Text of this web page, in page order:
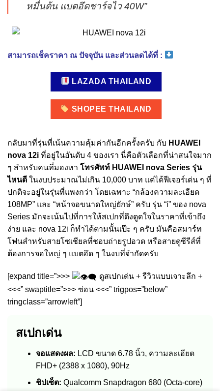
หมื่นต้น แบตอึดชาร์จไว 40W”
สามารถเช็คราคา ณ ปัจจุบัน และส่วนลดได้ที่ :
LAZADA THAILAND
SHOPEE THAILAND
กลับมาที่รุ่นที่เน้นความคุ้มค่ากันอีกครั้งครับ กับ HUAWEI
nova 12i ที่อยู่ในอันดับ 4 ของเรา นี่คือตัวเลือกที่น่าสนใจมาก
ๆ สำหรับคนที่มองหา โทรศัพท์ HUAWEI nova Series รุ่น
ไหนดี ในงบประมาณไม่เกิน 10,000 บาท แต่ได้ฟีเจอร์เด่น ๆ ที่
ปกติจะอยู่ในรุ่นที่แพงกว่า โดยเฉพาะ “กล้องความละเอียด
108MP” และ “หน้าจอขนาดใหญ่ยักษ์” ครับ รุ่น “i” ของ nova
Series มักจะเน้นไปที่การให้สเปกที่ดึงดูดใจในราคาที่เข้าถึง
ง่าย และ nova 12i ก็ทำได้ตามนั้นเป๊ะ ๆ ครับ มันคือสมาร์ท
โฟนสำหรับสายโซเชียลที่ชอบถ่ายรูปอวด หรือสายดูซีรีส์ที่
ต้องการจอใหญ่ ๆ แบตอึด ๆ ในงบที่จำกัดครับ
[expand title=”>>>
ดูสเปกเด่น + รีวิวแบบเจาะลึก +
<<<” swaptitle=”>>> ซ่อน <<<” trigpos=”below”
tringclass=”arrowleft”]
สเปกเด่น
จอแสดงผล: LCD ขนาด 6.78 นิ้ว, ความละเอียด
FHD+ (2388 x 1080), 90Hz
ชิปเซ็ต: Qualcomm Snapdragon 680 (Octa-core)